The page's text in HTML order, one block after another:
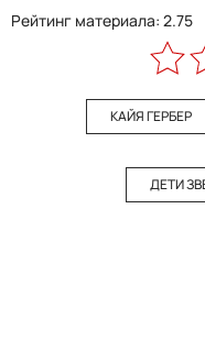
Рейтинг материала: 2.75
КАЙЯ ГЕРБЕР
ДЕТИ